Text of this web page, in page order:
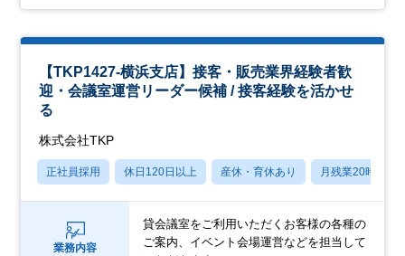
【TKP1427-横浜支店】接客・販売業界経験者歓
迎・会議室運営リーダー候補 / 接客経験を活かせ
る
株式会社TKP
正社員採用 休日120日以上 産休・育休あり 月残業20時間以
業務内容
貸会議室をご利用いただくお客様の各種の
ご案内、イベント会場運営などを担当して